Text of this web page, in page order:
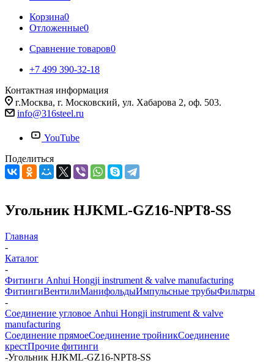
Корзина0
Отложенные0
Сравнение товаров0
+7 499 390-32-18
Контактная информация
г.Москва, г. Московский, ул. Хабарова 2, оф. 503.
info@316steel.ru
YouTube
Поделиться
Угольник HJKML-GZ16-NPT8-SS
Главная
-
Каталог
-
Фитинги Anhui Hongji instrument & valve manufacturing
ФитингиВентилиМанифольдыИмпульсные трубыФильтры
-
Соединение угловое Anhui Hongji instrument & valve
manufacturing
Соединение прямоеСоединение тройникСоединение
крестПрочие фитинги
-Угольник HJKML-GZ16-NPT8-SS